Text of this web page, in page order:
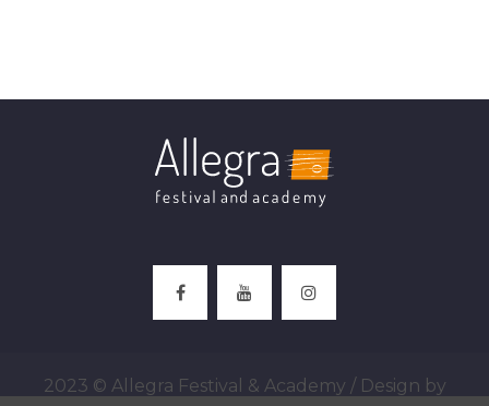
2023 © Allegra Festival & Academy / Design by